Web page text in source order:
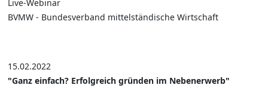
Live-Webinar
BVMW - Bundesverband mittelständische Wirtschaft
15.02.2022
"Ganz einfach? Erfolgreich gründen im Nebenerwerb"